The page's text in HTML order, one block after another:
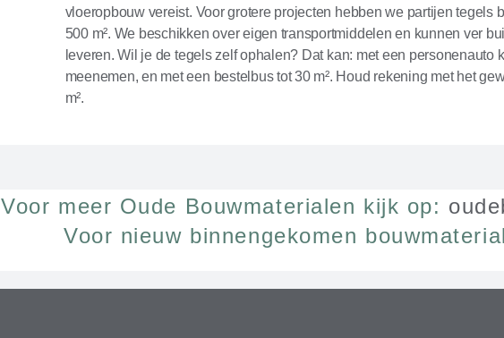
vloeropbouw vereist. Voor grotere projecten hebben we partijen tegels
500 m². We beschikken over eigen transportmiddelen en kunnen ver
leveren. Wil je de tegels zelf ophalen? Dat kan: met een personenauto
meenemen, en met een bestelbus tot 30 m². Houd rekening met het
m².
Voor meer Oude Bouwmaterialen kijk op:
Voor nieuw binnengekomen